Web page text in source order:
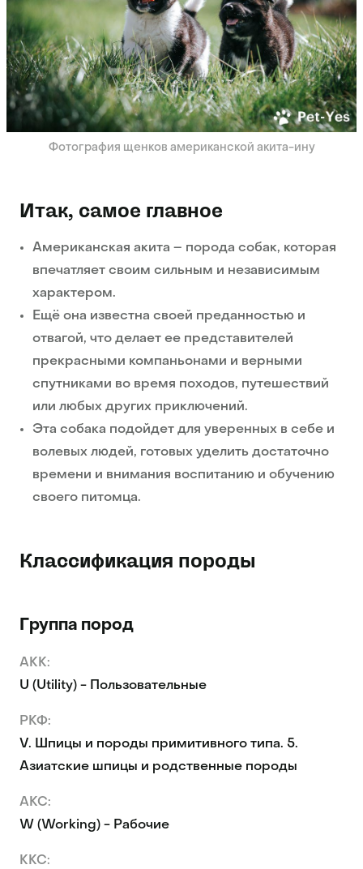
Фотография щенков американской акита-ину
Итак, самое главное
Американская акита – порода собак, которая
впечатляет своим сильным и независимым
характером.
Ещё она известна своей преданностью и
отвагой, что делает ее представителей
прекрасными компаньонами и верными
спутниками во время походов, путешествий
или любых других приключений.
Эта собака подойдет для уверенных в себе и
волевых людей, готовых уделить достаточно
времени и внимания воспитанию и обучению
своего питомца.
Классификация породы
Группа пород
AKK:
U (Utility) - Пользовательные
РКФ:
V. Шпицы и породы примитивного типа. 5.
Азиатские шпицы и родственные породы
AKC:
W (Working) - Рабочие
KKC: